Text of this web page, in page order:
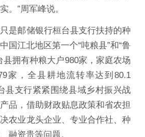
。”周军峰说。
是邮储银行桓台县支行扶持的种
国江北地区第一个“吨粮县”和“鲁
县拥有种粮大户980家，家庭农场
家，全县耕地流转率达到80.1
县支行紧紧围绕县域乡村振兴战
品，借助财政贴息政策和省农担
农业龙头企业、专业合作社、种
融资贵等问题。